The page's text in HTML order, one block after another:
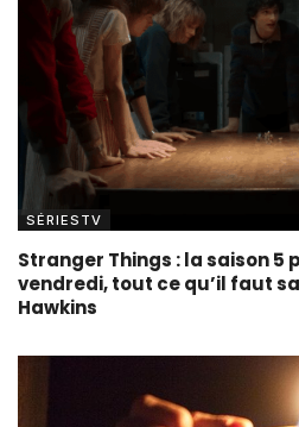
SÉRIESTV
Stranger Things : la saison 5
vendredi, tout ce qu’il faut
Hawkins